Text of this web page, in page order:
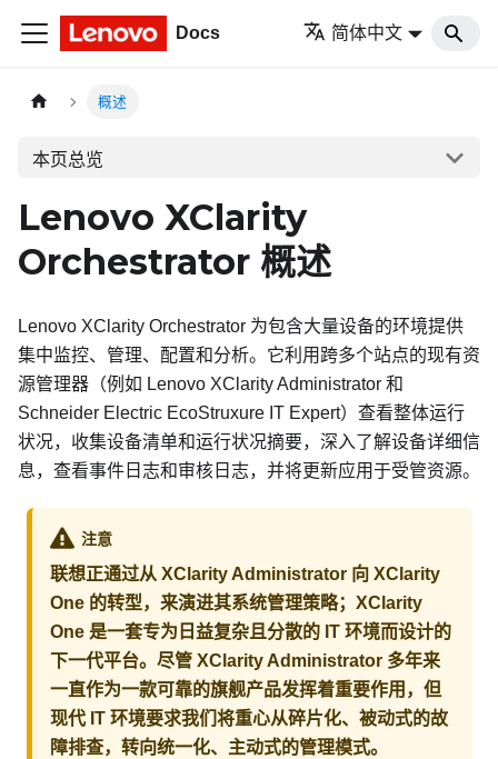
Docs 简体中文
概述
本页总览
Lenovo XClarity
Orchestrator 概述
Lenovo XClarity Orchestrator 为包含大量设备的环境提供
集中监控、管理、配置和分析。它利用跨多个站点的现有资
源管理器 （例如 Lenovo XClarity Administrator 和
Schneider Electric EcoStruxure IT Expert）查看整体运行
状况，收集设备清单和运行状况摘要，深入了解设备详细信
息，查看事件日志和审核日志，并将更新应用于受管资源。
注意
联想正通过从 XClarity Administrator 向 XClarity
One 的转型，来演进其系统管理策略；XClarity
One 是一套专为日益复杂且分散的 IT 环境而设计的
下一代平台。尽管 XClarity Administrator 多年来
一直作为一款可靠的旗舰产品发挥着重要作用，但
现代 IT 环境要求我们将重心从碎片化、被动式的故
障排查，转向统一化、主动式的管理模式。